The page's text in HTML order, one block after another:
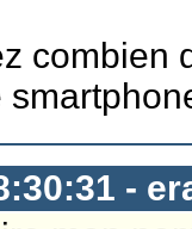
combien
-